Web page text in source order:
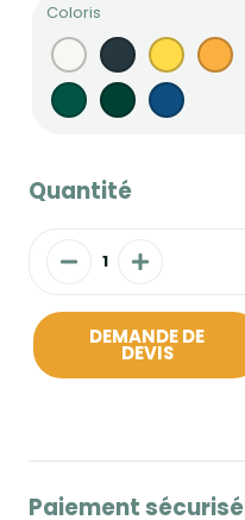
Coloris
Quantité
DEMANDE DE
DEVIS
Paiement sécurisé